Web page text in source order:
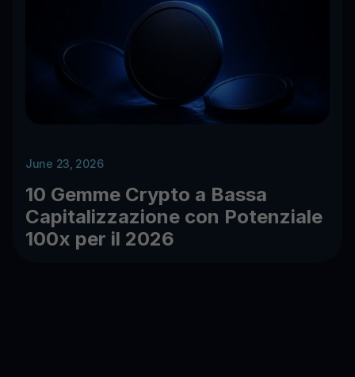
June 23, 2026
10 Gemme Crypto a Bassa
Capitalizzazione con Potenziale
100x per il 2026